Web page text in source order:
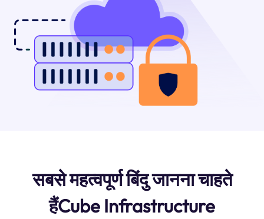
सबसे महत्वपूर्ण बिंदु जानना चाहते
हैंCube Infrastructure